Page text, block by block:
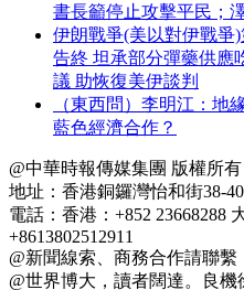
書長籲停止攻擊平民；
伊朗戰爭(美以對伊戰爭
告終 坦承部分彈藥供應
議 助恢復美伊談判
（東西問）李明江：地
藍色經濟合作？
@中華時報傳媒集團 版權所有
地址：香港銅鑼灣怡和街38-
電話：香港：+852 23668288
+8613802512911
@新聞線索、商務合作請聯繫
@世界博大，讀者闊達。良機